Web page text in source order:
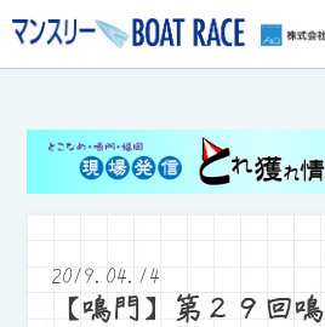
2019.04.14
【鳴門】第２９回鳴